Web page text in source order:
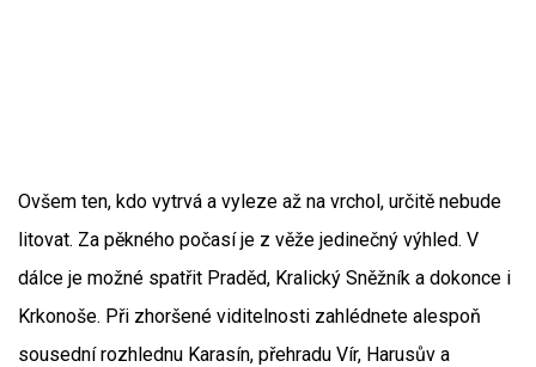
Ovšem ten, kdo vytrvá a vyleze až na vrchol, určitě nebude
litovat. Za pěkného počasí je z věže jedinečný výhled. V
dálce je možné spatřit Praděd, Kralický Sněžník a dokonce i
Krkonoše. Při zhoršené viditelnosti zahlédnete alespoň
sousední rozhlednu Karasín, přehradu Vír, Harusův a